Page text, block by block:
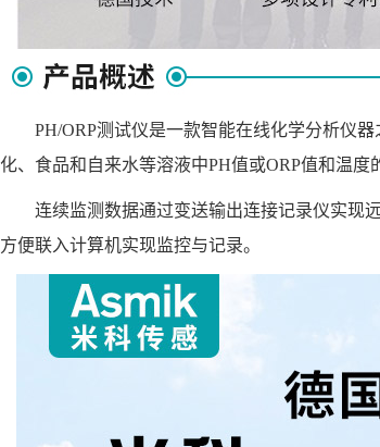
PH/ORP测试仪是一款智能在线化学分析仪器
化、食品和自来水等溶液中PH值或ORP值和温度
连续监测数据通过变送输出连接记录仪实现远
方便联入计算机实现监控与记录。